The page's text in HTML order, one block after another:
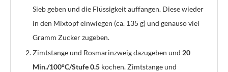
Sieb geben und die Flüssigkeit auffangen. Diese wieder
in den Mixtopf einwiegen (ca. 135 g) und genauso viel
Gramm Zucker zugeben.
Zimtstange und Rosmarinzweig dazugeben und 20
Min./100°C/Stufe 0.5 kochen. Zimtstange und